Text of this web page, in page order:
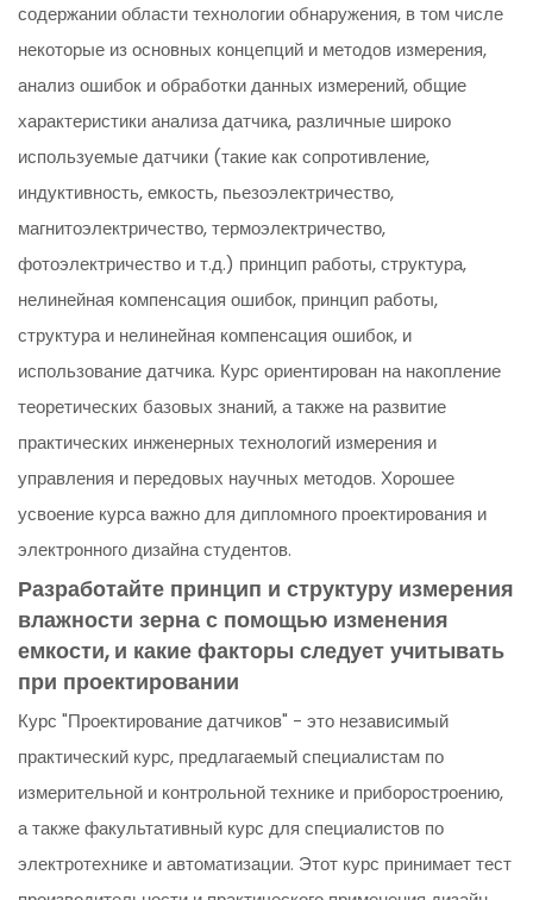
содержании области технологии обнаружения, в том числе
некоторые из основных концепций и методов измерения,
анализ ошибок и обработки данных измерений, общие
характеристики анализа датчика, различные широко
используемые датчики (такие как сопротивление,
индуктивность, емкость, пьезоэлектричество,
магнитоэлектричество, термоэлектричество,
фотоэлектричество и т.д.) принцип работы, структура,
нелинейная компенсация ошибок, принцип работы,
структура и нелинейная компенсация ошибок, и
использование датчика. Курс ориентирован на накопление
теоретических базовых знаний, а также на развитие
практических инженерных технологий измерения и
управления и передовых научных методов. Хорошее
усвоение курса важно для дипломного проектирования и
электронного дизайна студентов.
Разработайте принцип и структуру измерения
влажности зерна с помощью изменения
емкости, и какие факторы следует учитывать
при проектировании
Курс "Проектирование датчиков" - это независимый
практический курс, предлагаемый специалистам по
измерительной и контрольной технике и приборостроению,
а также факультативный курс для специалистов по
электротехнике и автоматизации. Этот курс принимает тест